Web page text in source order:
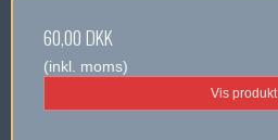
60,00 DKK
(inkl. moms)
Vis produkt